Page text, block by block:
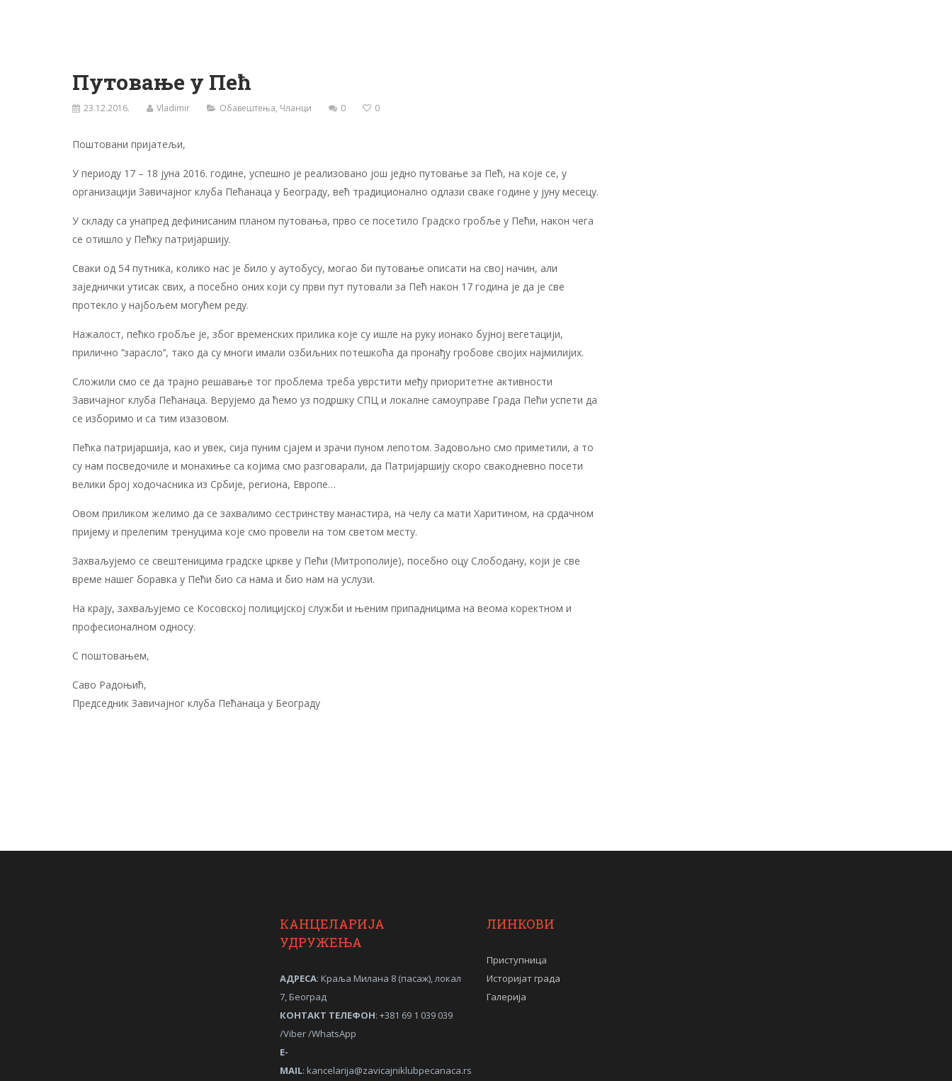
Путовање у Пећ
23.12.2016. Vladimir Обавештења, Чланци 0 0
Поштовани пријатељи,
У периоду 17 – 18 јуна 2016. године, успешно је реализовано још једно путовање за Пећ, на које се, у
организацији Завичајног клуба Пећанаца у Београду, већ традиционално одлази сваке године у јуну месецу.
У складу са унапред дефинисаним планом путовања, прво се посетило Градско гробље у Пећи, након чега
се отишло у Пећку патријаршију.
Сваки од 54 путника, колико нас је било у аутобусу, могао би путовање описати на свој начин, али
заједнички утисак свих, а посебно оних који су први пут путовали за Пећ након 17 година је да је све
протекло у најбољем могућем реду.
Нажалост, пећко гробље је, због временских прилика које су ишле на руку ионако бујној вегетацији,
прилично ’’зарасло’’, тако да су многи имали озбиљних потешкоћа да пронађу гробове својих најмилијих.
Сложили смо се да трајно решавање тог проблема треба уврстити међу приоритетне активности
Завичајног клуба Пећанаца. Верујемо да ћемо уз подршку СПЦ и локалне самоуправе Града Пећи успети да
се изборимо и са тим изазовом.
Пећка патријаршија, као и увек, сија пуним сјајем и зрачи пуном лепотом. Задовољно смо приметили, а то
су нам посведочиле и монахиње са којима смо разговарали, да Патријаршију скоро свакодневно посети
велики број ходочасника из Србије, региона, Европе…
Овом приликом желимо да се захвалимо сестринству манастира, на челу са мати Харитином, на срдачном
пријему и прелепим тренуцима које смо провели на том светом месту.
Захваљујемо се свештеницима градске цркве у Пећи (Митрополије), посебно оцу Слободану, који је све
време нашег боравка у Пећи био са нама и био нам на услузи.
На крају, захваљујемо се Косовској полицијској служби и њеним припадницима на веома коректном и
професионалном односу.
С поштовањем,
Саво Радоњић,
Председник Завичајног клуба Пећанаца у Београду
КАНЦЕЛАРИЈА
УДРУЖЕЊА
АДРЕСА: Краља Милана 8 (пасаж), локал
7, Београд
КОНТАКТ ТЕЛЕФОН: +381 69 1 039 039
/Viber /WhatsApp
Е-
MAIL: kancelarija@zavicajniklubpecanaca.rs
ЛИНКОВИ
Приступница
Историјат града
Галерија